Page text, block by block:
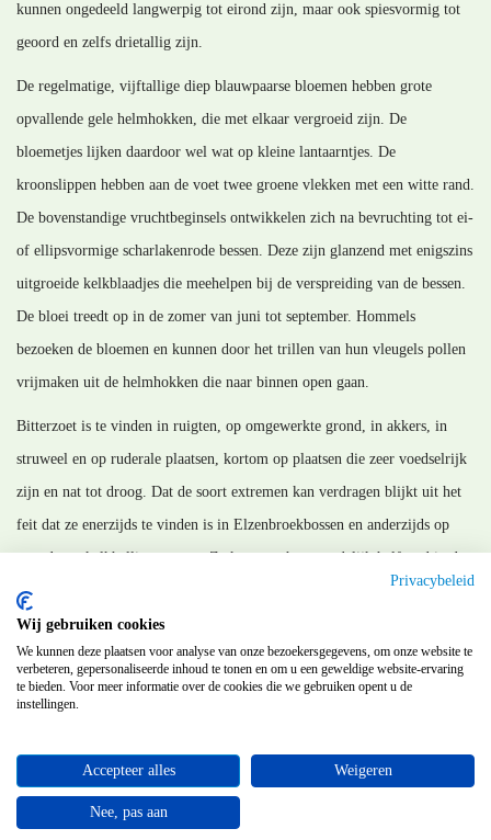
kunnen ongedeeld langwerpig tot eirond zijn, maar ook spiesvormig tot
geoord en zelfs drietallig zijn.
De regelmatige, vijftallige diep blauwpaarse bloemen hebben grote
opvallende gele helmhokken, die met elkaar vergroeid zijn. De
bloemetjes lijken daardoor wel wat op kleine lantaarntjes. De
kroonslippen hebben aan de voet twee groene vlekken met een witte rand.
De bovenstandige vruchtbeginsels ontwikkelen zich na bevruchting tot ei-
of ellipsvormige scharlakenrode bessen. Deze zijn glanzend met enigszins
uitgroeide kelkblaadjes die meehelpen bij de verspreiding van de bessen.
De bloei treedt op in de zomer van juni tot september. Hommels
bezoeken de bloemen en kunnen door het trillen van hun vleugels pollen
vrijmaken uit de helmhokken die naar binnen open gaan.
Bitterzoet is te vinden in ruigten, op omgewerkte grond, in akkers, in
struweel en op ruderale plaatsen, kortom op plaatsen die zeer voedselrijk
zijn en nat tot droog. Dat de soort extremen kan verdragen blijkt uit het
feit dat ze enerzijds te vinden is in Elzenbroekbossen en anderzijds op
zeer droge kalkhellingen staat. Ze komt op het noordelijk halfrond in de
gematigde streken voor.
MM_111121
Flora van Nederland
Privacybeleid
Wij gebruiken cookies
We kunnen deze plaatsen voor analyse van onze bezoekersgegevens, om onze website te
verbeteren, gepersonaliseerde inhoud te tonen en om u een geweldige website-ervaring
te bieden. Voor meer informatie over de cookies die we gebruiken opent u de
instellingen.
Accepteer alles Weigeren
Nee, pas aan